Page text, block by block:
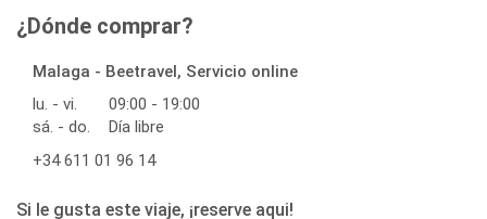
¿Dónde comprar?
Malaga - Beetravel, Servicio online
lu. - vi.
09:00 - 19:00
sá. - do.
Día libre
+34 611 01 96 14
Si le gusta este viaje, ¡reserve aqui!